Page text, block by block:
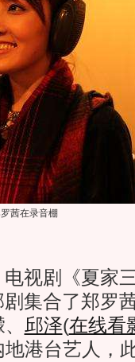
茜在录音棚
剧《夏家
集合了郑罗
邱泽(在线看
地港台艺人，